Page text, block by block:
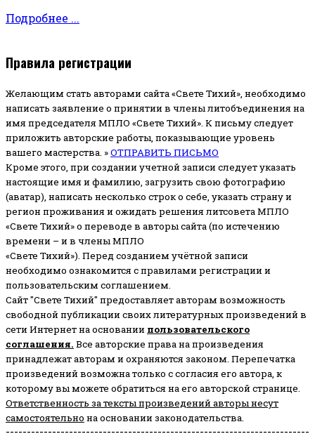
Подробнее ...
Правила регистрации
Желающим стать авторами сайта «Свете Тихий», необходимо
написать заявление о принятии в члены литобъединения на
имя председателя МПЛО «Свете Тихий». К письму следует
приложить авторские работы, показывающие уровень
вашего мастерства. »ОТПРАВИТЬ ПИСЬМО
Кроме этого, при создании учетной записи следует указать
настоящие имя и фамилию, загрузить свою фотографию
(аватар), написать несколько строк о себе, указать страну и
регион проживания и ожидать решения литсовета МПЛО
«Свете Тихий» о переводе в авторы сайта (по истечению
времени – и в члены МПЛО
«Свете Тихий»). Перед созданием учётной записи
необходимо ознакомится с правилами регистрации и
пользовательским соглашением.
Сайт "Свете Тихий" предоставляет авторам возможность
свободной публикации своих литературных произведений в
сети Интернет на основании пользовательского
соглашения. Все авторские права на произведения
принадлежат авторам и охраняются законом. Перепечатка
произведений возможна только с согласия его автора, к
которому вы можете обратиться на его авторской странице.
Ответственность за тексты произведений авторы несут
самостоятельно на основании законодательства.
------------------------------------------------------------------------